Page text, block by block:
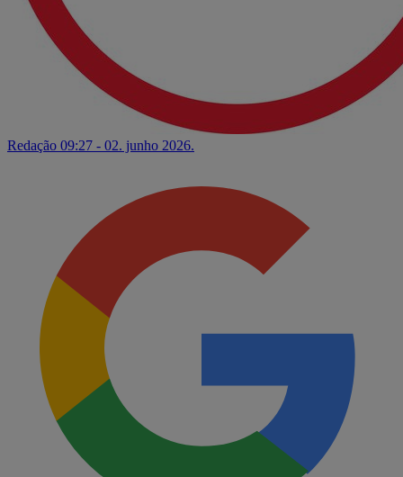
Redação 09:27 - 02. junho 2026.